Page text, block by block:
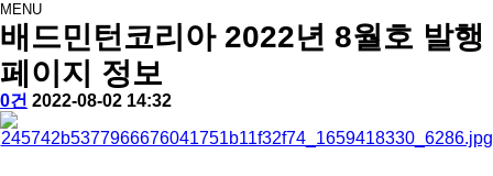
MENU
news
배드민턴코리아 2022년 8월호 발행
페이지 정보
작
성
자
배
드
민
댓
글
0건 작
일
2022-08-02 14:32
본